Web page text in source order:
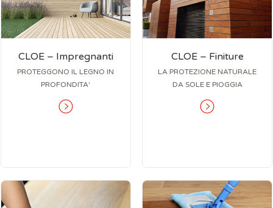
CLOE – Impregnanti
PROTEGGONO IL LEGNO IN
PROFONDITA'
CLOE – Finiture
LA PROTEZIONE NATURALE
DA SOLE E PIOGGIA